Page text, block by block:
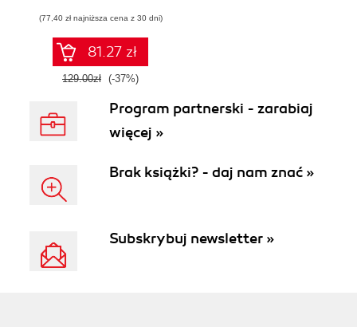
(77,40 zł najniższa cena z 30 dni)
81.27 zł
129.00zł (-37%)
Program partnerski - zarabiaj
więcej »
Brak książki? - daj nam znać »
Subskrybuj newsletter »